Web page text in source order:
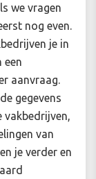
we vragen
nog even.
je in
een
aanvraag.
gegevens
vakbedrijven,
van
je verder en